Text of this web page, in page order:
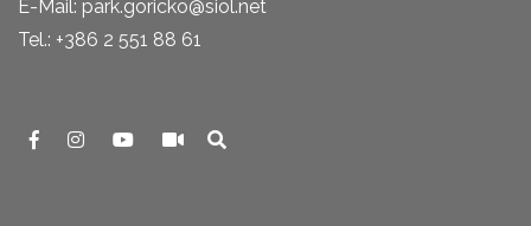
E-Mail: park.goricko@siol.net
Tel.: +386 2 551 88 61